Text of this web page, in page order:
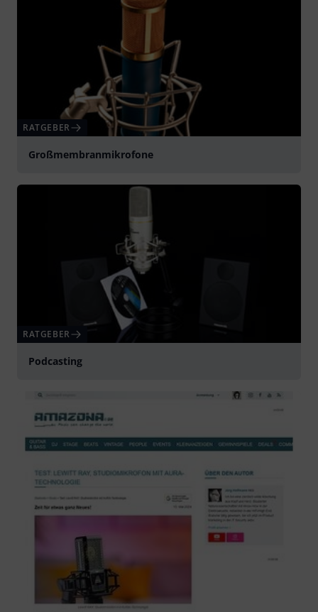
RATGEBER
Großmembranmikrofone
RATGEBER
Podcasting